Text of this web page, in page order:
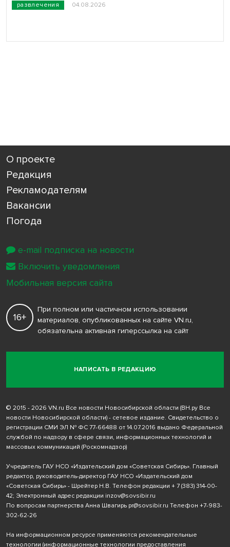
развлечения 04.08.2026
О проекте
Редакция
Рекламодателям
Вакансии
Погода
НАПИСАТЬ В РЕДАКЦИЮ
16+
При полном или частичном использовании
материалов, опубликованных на сайте VN.ru,
обязательна активная гиперссылка на сайт
© 2015 - 2026 VN.ru Все новости Новосибирской области (ВН.ру Все
новости Новосибирской области) - сетевое издание. Свидетельство о
регистрации СМИ ЭЛ № ФС 77-66488 от 14.07.2016 выдано Федеральной
службой по надзору в сфере связи, информационных технологий и
массовых коммуникаций (Роскомнадзор)
Учредитель ГАУ НСО «Издательский дом «Советская Сибирь». Главный
редактор, руководитель-директор ГАУ НСО «Издательский дом
«Советская Сибирь» - Шрейтер Н.В. Телефон редакции + 7 (383) 314-00-
42; Электронный адрес редакции inzov@sovsibir.ru
По вопросам партнерства Анна Швагирь pr@sovsibir.ru Телефон +7-983-
302-62-26
На информационном ресурсе применяются рекомендательные
технологии (информационные технологии предоставления
e-mail подписка на новости
Включить уведомления
Мобильная версия сайта